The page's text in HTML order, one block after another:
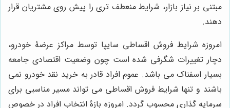
مبتنی بر نیاز بازار، شرایط منعطف تری را پیش روی مشتریان قرار
دهند.
امروزه شرایط فروش اقساطی سایپا توسط مراکز عرضۀ خودرو،
دچار تغییرات شگرفی شده است چون وضعیت اقتصادی جامعه
بسیار اسفناک می باشد. عموم افراد قادر به خرید نقد خودرو نمی
باشند و تنها شرایط فروش اقساطی می تواند مسیر مناسبی برای
سرمایه گذاری محسوب گردد. امروزه بازۀ انتخاب افراد در خصوص